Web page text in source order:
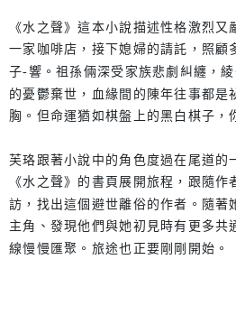
《水之聲》這本小說描述性格激烈
一家咖啡店，接下媳婦的請託，照顧
子-響。祖孫倆深受家族悲劇糾纏，
的憂鬱棄世，血緣間的陳年往事都是
胸。但命運猶如棋盤上的黑白棋子，
芙珞跟著小說中的角色度過在尾道的
《水之聲》的書頁展開旅程，跟隨
訪，找出這個避世離俗的作者。隨著
主角、發現他們與她初見時有更多共
線慢慢匯聚。旅途也正要剛剛開始。